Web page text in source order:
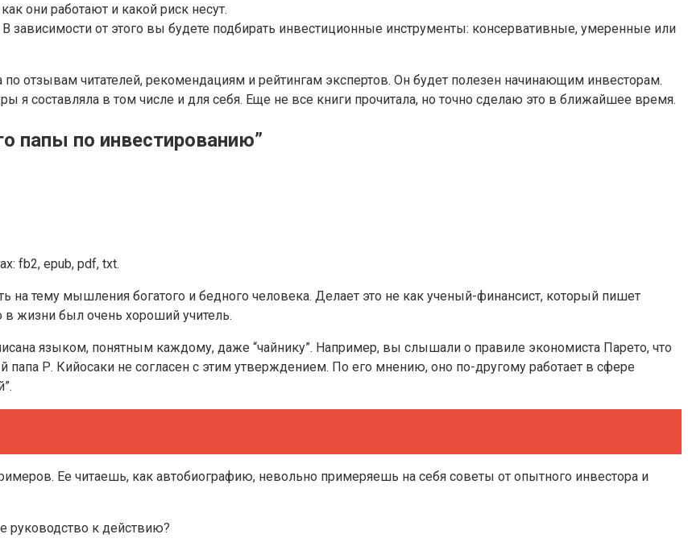
они работают и какой риск несут.
зависимости от этого вы будете подбирать инвестиционные инструменты: консервативные, умеренные или
отзывам читателей, рекомендациям и рейтингам экспертов. Он будет полезен начинающим инвесторам.
я составляла в том числе и для себя. Еще не все книги прочитала, но точно сделаю это в ближайшее время.
папы по инвестированию”
fb2, epub, pdf, txt.
на тему мышления богатого и бедного человека. Делает это не как ученый-финансист, который пишет
в жизни был очень хороший учитель.
языком, понятным каждому, даже “чайнику”. Например, вы слышали о правиле экономиста Парето, что
Р. Кийосаки не согласен с этим утверждением. По его мнению, оно по-другому работает в сфере
Ее читаешь, как автобиографию, невольно примеряешь на себя советы от опытного инвестора и
руководство к действию?